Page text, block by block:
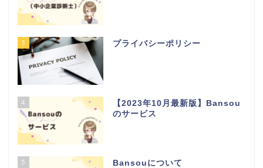
3 プライバシーポリシー
4
【2023年10月最新版】Bansou
のサービス
5 Bansouについて